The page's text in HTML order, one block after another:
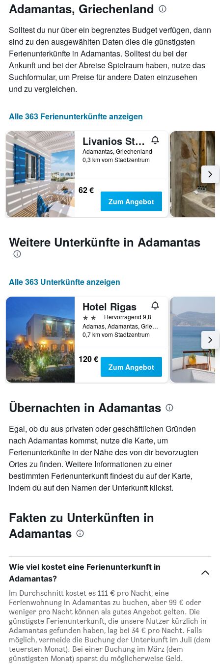
Aufenthaltsdatum
rückt.
Diagramm
hat
1
X-
Achse,
die
die
Tage
dem
Aufenthalt
anzeigt
Das
Diagramm
hat
1
Y-
Achse,
die
durchschnittlichen
Zimmerpreis
anzeigt
Adamantas, Griechenland
Solltest du nur über ein begrenztes Budget verfügen, dann
sind zu den ausgewählten Daten dies die günstigsten
Ferienunterkünfte in Adamantas. Solltest du bei der
Ankunft und bei der Abreise Spielraum haben, nutze das
Suchformular, um Preise für andere Daten einzusehen
und zu vergleichen.
Alle 363 Ferienunterkünfte anzeigen
Livanios Studios
Adamantas, Griechenland
0,3 km vom Stadtzentrum
62 €
Zum Angebot
Weitere Unterkünfte in Adamantas
Alle 363 Unterkünfte anzeigen
Hotel Rigas
2 SterneHervorragend 9,8
Adamas, Adamantas, Griechenland
0,7 km vom Stadtzentrum
120 €
Zum Angebot
Übernachten in Adamantas
Egal, ob du aus privaten oder geschäftlichen Gründen
nach Adamantas kommst, nutze die Karte, um
Ferienunterkünfte in der Nähe des von dir bevorzugten
Ortes zu finden. Weitere Informationen zu einer
bestimmten Ferienunterkunft findest du auf der Karte,
indem du auf den Namen der Unterkunft klickst.
Fakten zu Unterkünften in
Adamantas
Wie viel kostet eine Ferienunterkunft in
Adamantas?
Im Durchschnitt kostet es 111 € pro Nacht, eine
Ferienwohnung in Adamantas zu buchen, aber 99 € oder
weniger pro Nacht können als gutes Angebot gelten. Die
günstigste Ferienunterkunft, die unsere Nutzer kürzlich in
Adamantas gefunden haben, lag bei 34 € pro Nacht. Falls
möglich, vermeide die Buchung der Unterkunft im Juli (dem
teuersten Monat). Bei einer Buchung im März (dem
günstigsten Monat) sparst du möglicherweise Geld.